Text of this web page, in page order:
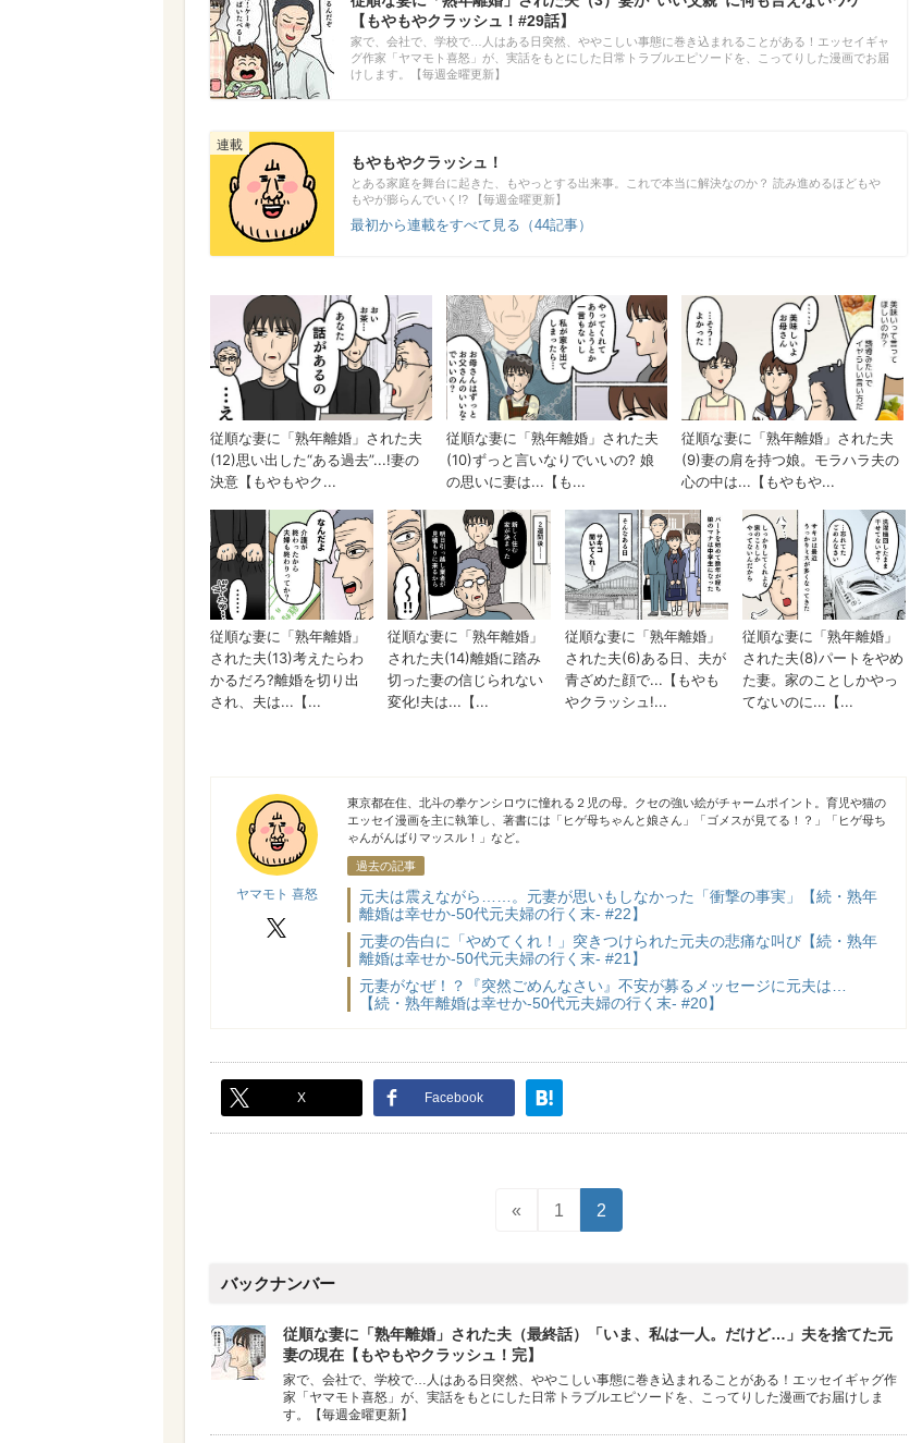
【もやもやクラッシュ！#29話】
家で、会社で、学校で…人はある日突然、ややこしい事態に巻き込まれることがある！エッセイギャ
グ作家「ヤマモト喜怒」が、実話をもとにした日常トラブルエピソードを、こってりした漫画でお届
けします。【毎週金曜更新】
もやもやクラッシュ！
とある家庭を舞台に起きた、もやっとする出来事。これで本当に解決なのか？ 読み進めるほどもや
もやが膨らんでいく!? 【毎週金曜更新】
最初から連載をすべて見る（44記事）
ヤマモト 喜怒
ヤマモト 喜怒
東京都在住、北斗の拳ケンシロウに憧れる２児の母。クセの強い絵がチャームポイント。育児や猫の
エッセイ漫画を主に執筆し、著書には「ヒゲ母ちゃんと娘さん」「ゴメスが見てる！？」「ヒゲ母ち
ゃんがんばりマッスル！」など。
過去の記事
元夫は震えながら……。元妻が思いもしなかった「衝撃の事実」【続・熟年
離婚は幸せか-50代元夫婦の行く末- #22】
元妻の告白に「やめてくれ！」突きつけられた元夫の悲痛な叫び【続・熟年
離婚は幸せか-50代元夫婦の行く末- #21】
元妻がなぜ！？『突然ごめんなさい』不安が募るメッセージに元夫は…
【続・熟年離婚は幸せか-50代元夫婦の行く末- #20】
X Facebook
« 1 2
バックナンバー
従順な妻に「熟年離婚」された夫（最終話）「いま、私は一人。だけど…」夫を捨てた元
妻の現在【もやもやクラッシュ！完】
家で、会社で、学校で…人はある日突然、ややこしい事態に巻き込まれることがある！エッセイギャグ作
家「ヤマモト喜怒」が、実話をもとにした日常トラブルエピソードを、こってりした漫画でお届けしま
す。【毎週金曜更新】